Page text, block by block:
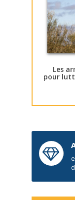
Les
pour